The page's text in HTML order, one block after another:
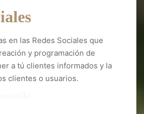
en las Redes Sociales que
y programación de
a tú clientes informados y la
clientes o usuarios.